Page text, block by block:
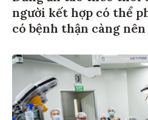
người kết hợp có thể
có bệnh thận càng